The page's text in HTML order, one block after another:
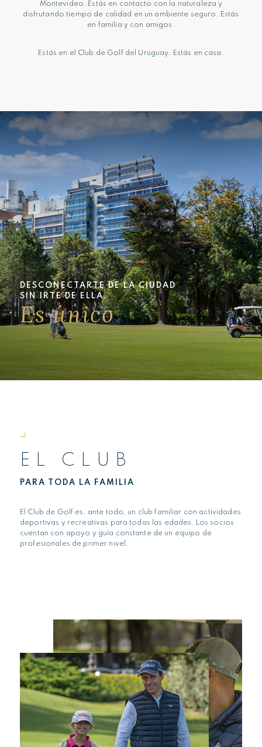
Montevideo. Estás en contacto con la naturaleza y
disfrutando tiempo de calidad en un ambiente seguro. Estás
en familia y con amigos.
Estás en el Club de Golf del Uruguay. Estás en casa.
DESCONECTARTE DE LA CIUDAD
SIN IRTE DE ELLA.
Es único
EL CLUB
PARA TODA LA FAMILIA
El Club de Golf es, ante todo, un club familiar con actividades
deportivas y recreativas para todas las edades. Los socios
cuentan con apoyo y guía constante de un equipo de
profesionales de primer nivel.